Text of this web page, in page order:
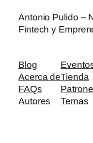
Antonio Pulido –
Fintech y
Blog
Acerca de
FAQs
Autores
Tienda
Temas